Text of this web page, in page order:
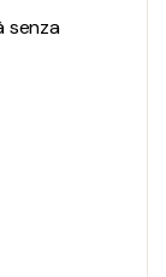
senza